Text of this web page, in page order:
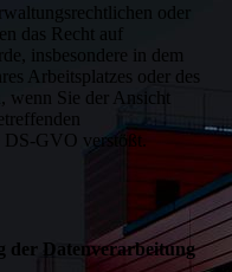
oder
das Recht auf
insbesondere in dem
Arbeitsplatzes oder des
wenn Sie der Ansicht
DS-GVO verstößt.
der Datenverarbeitung